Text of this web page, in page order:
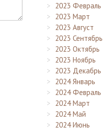
2023 Февраль
2023 Март
2023 Август
2023 Сентябрь
2023 Октябрь
2023 Ноябрь
2023 Декабрь
2024 Январь
2024 Февраль
2024 Март
2024 Май
2024 Июнь